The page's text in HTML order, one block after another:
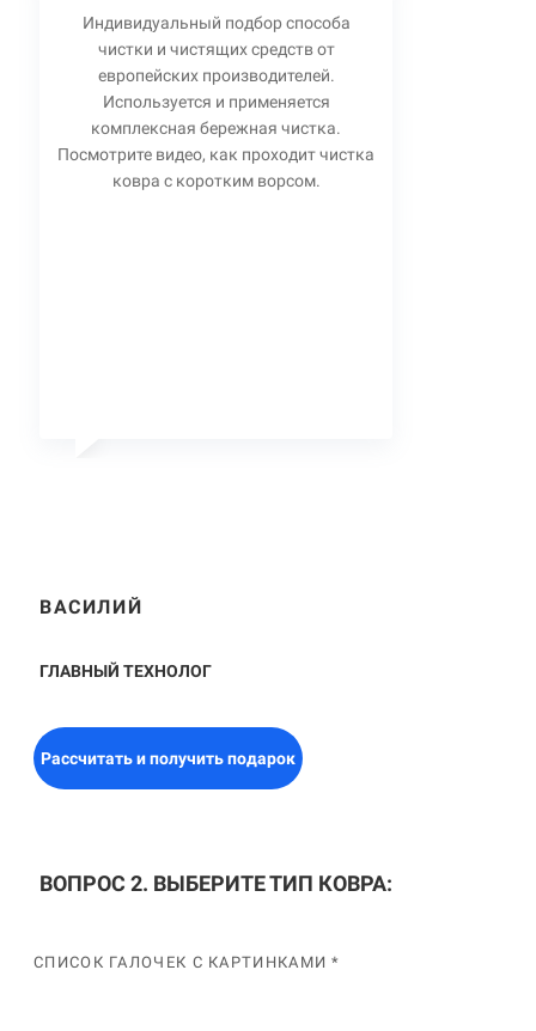
Индивидуальный подбор способа
чистки и чистящих средств от
европейских производителей.
Используется и применяется
комплексная бережная чистка.
Посмотрите видео, как проходит чистка
ковра с коротким ворсом.
ВАСИЛИЙ
ГЛАВНЫЙ ТЕХНОЛОГ
Рассчитать и получить подарок
ВОПРОС 2. ВЫБЕРИТЕ ТИП КОВРА:
СПИСОК ГАЛОЧЕК С КАРТИНКАМИ *